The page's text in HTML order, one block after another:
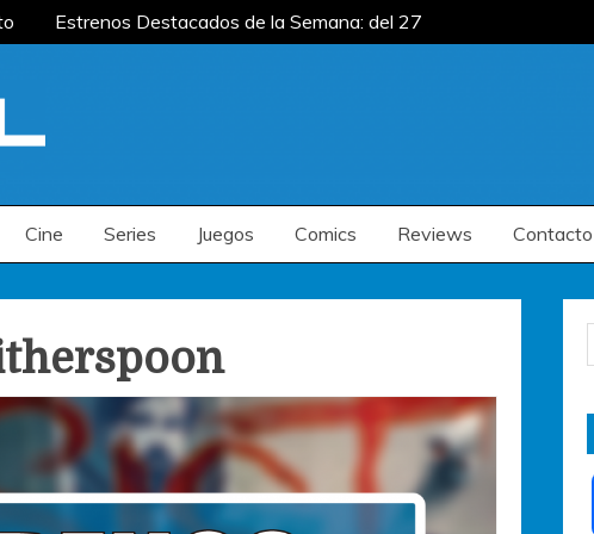
Estrenos Destacados de la Semana: del 27
Cine Series Juegos Comics Reviews Contacto